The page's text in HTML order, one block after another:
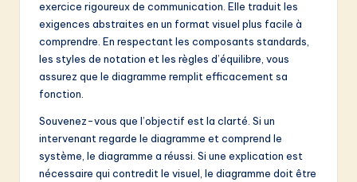
exercice rigoureux de communication. Elle traduit les
exigences abstraites en un format visuel plus facile à
comprendre. En respectant les composants standards,
les styles de notation et les règles d’équilibre, vous
assurez que le diagramme remplit efficacement sa
fonction.
Souvenez-vous que l’objectif est la clarté. Si un
intervenant regarde le diagramme et comprend le
système, le diagramme a réussi. Si une explication est
nécessaire qui contredit le visuel, le diagramme doit être